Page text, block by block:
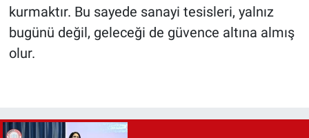
kurmaktır. Bu sayede sanayi tesisleri, yalnız
bugünü değil, geleceği de güvence altına almış
olur.